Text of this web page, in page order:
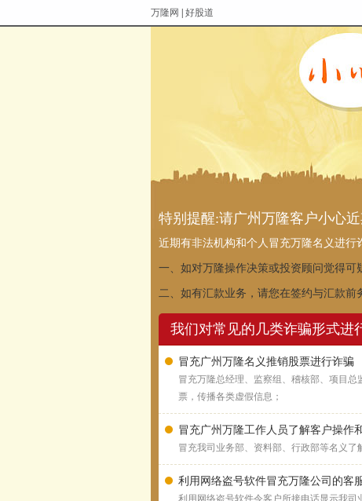
万隆网 好股道
特别提醒:请广州万隆客户小心
近期有非法机构和个人冒充万隆名义进行
一、如对万隆操作决策或投资顾问觉得可
二、如有汇款业务，请您在签约与汇款
我们对常见的几类诈骗形式进
冒充广州万隆名义推销股票进行诈骗
冒充万隆总经理、监察组、稽核部、项目总
票，传播各类虚假信息；
冒充广州万隆工作人员了解客户操作
冒充我司业务部、资料部、行政部等名义
利用网络盗号软件冒充万隆公司的客
利用网络盗号软件令客户所接电话显示我司